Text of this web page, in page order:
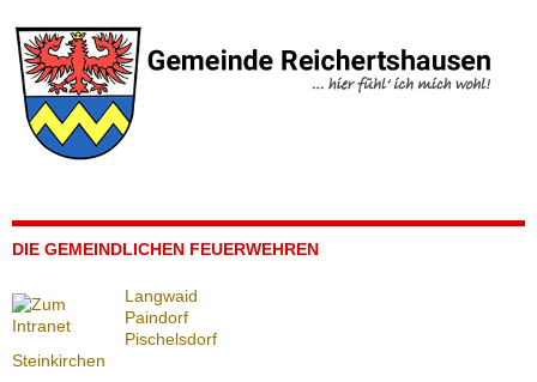
DIE GEMEINDLICHEN FEUERWEHREN
Langwaid
Paindorf
Pischelsdorf
Steinkirchen